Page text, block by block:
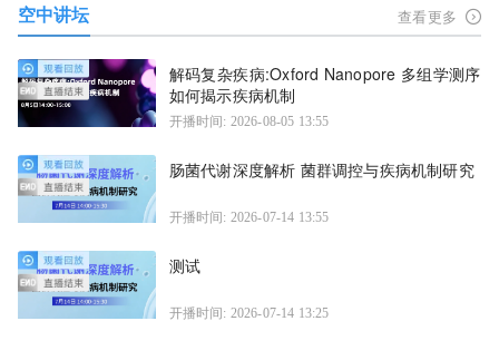
空中讲坛 查看更多
解码复杂疾病:Oxford Nanopore 多组学测序
如何揭示疾病机制
开播时间: 2026-08-05 13:55
肠菌代谢深度解析 菌群调控与疾病机制研究
开播时间: 2026-07-14 13:55
测试
开播时间: 2026-07-14 13:25